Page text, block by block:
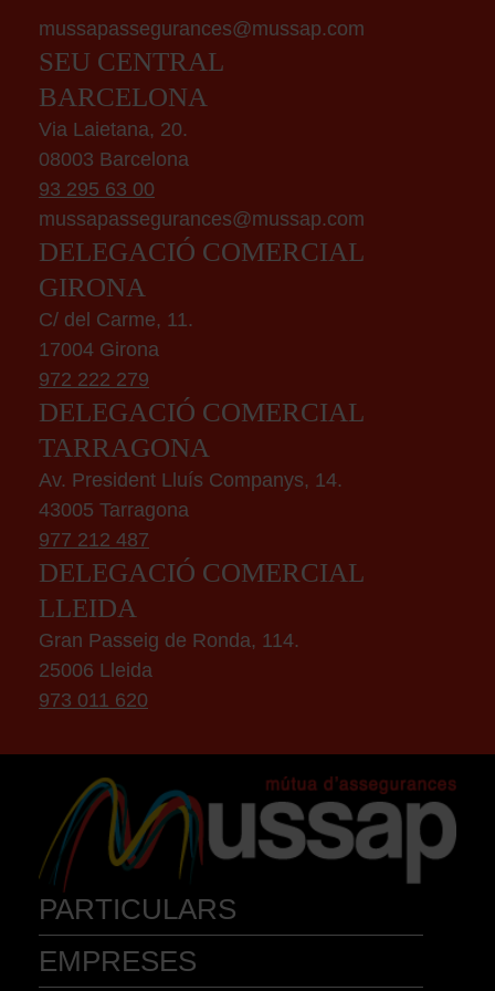
mussapassegurances@mussap.com
SEU CENTRAL
BARCELONA
Via Laietana, 20.
08003 Barcelona
93 295 63 00
mussapassegurances@mussap.com
DELEGACIÓ COMERCIAL
GIRONA
C/ del Carme, 11.
17004 Girona
972 222 279
DELEGACIÓ COMERCIAL
TARRAGONA
Av. President Lluís Companys, 14.
43005 Tarragona
977 212 487
DELEGACIÓ COMERCIAL
LLEIDA
Gran Passeig de Ronda, 114.
25006 Lleida
973 011 620
PARTICULARS
AUTOMÒBILS
VEHIC. MOB. PERSONAL
ACCIDENTS
MASCOTA
EMPRESES